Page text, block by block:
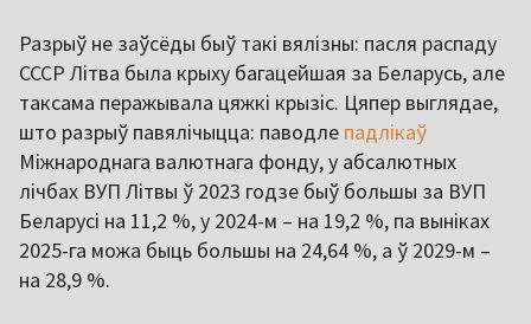
Разрыў не заўсёды быў такі вялізны: пасля распаду
СССР Літва была крыху багацейшая за Беларусь, але
таксама перажывала цяжкі крызіс. Цяпер выглядае,
што разрыў павялічыцца: паводле падлікаў
Міжнароднага валютнага фонду, у абсалютных
лічбах ВУП Літвы ў 2023 годзе быў большы за ВУП
Беларусі на 11,2 %, у 2024-м – на 19,2 %, па выніках
2025-га можа быць большы на 24,64 %, а ў 2029-м –
на 28,9 %.